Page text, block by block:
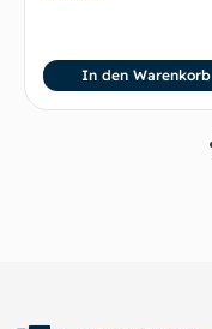
In den Warenkorb